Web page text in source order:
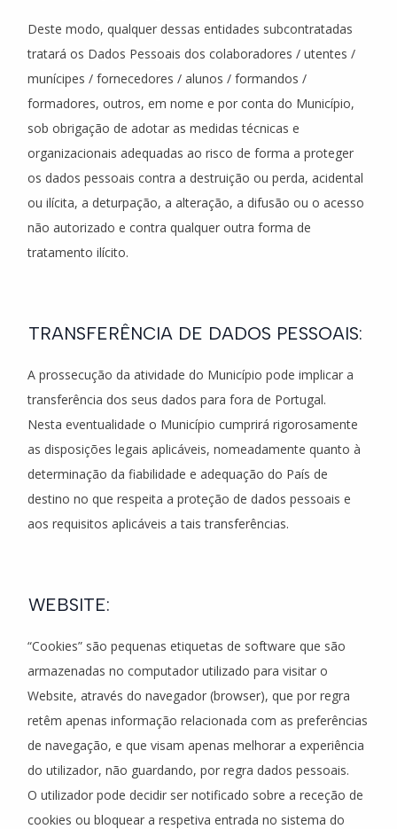
Deste modo, qualquer dessas entidades subcontratadas
tratará os Dados Pessoais dos colaboradores / utentes /
munícipes / fornecedores / alunos / formandos /
formadores, outros, em nome e por conta do Município,
sob obrigação de adotar as medidas técnicas e
organizacionais adequadas ao risco de forma a proteger
os dados pessoais contra a destruição ou perda, acidental
ou ilícita, a deturpação, a alteração, a difusão ou o acesso
não autorizado e contra qualquer outra forma de
tratamento ilícito.
TRANSFERÊNCIA DE DADOS PESSOAIS:
A prossecução da atividade do Município pode implicar a
transferência dos seus dados para fora de Portugal.
Nesta eventualidade o Município cumprirá rigorosamente
as disposições legais aplicáveis, nomeadamente quanto à
determinação da fiabilidade e adequação do País de
destino no que respeita a proteção de dados pessoais e
aos requisitos aplicáveis a tais transferências.
WEBSITE:
“Cookies” são pequenas etiquetas de software que são
armazenadas no computador utilizado para visitar o
Website, através do navegador (browser), que por regra
retêm apenas informação relacionada com as preferências
de navegação, e que visam apenas melhorar a experiência
do utilizador, não guardando, por regra dados pessoais.
O utilizador pode decidir ser notificado sobre a receção de
cookies ou bloquear a respetiva entrada no sistema do